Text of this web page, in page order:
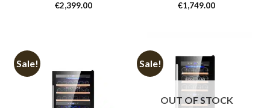
€2,399.00
€1,749.00
Sale! Sale!
OUT OF STOCK